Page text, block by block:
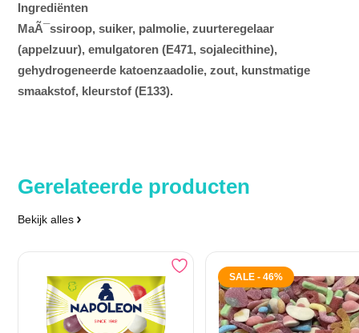
Ingrediënten
MaÃ¯ssiroop, suiker, palmolie, zuurteregelaar
(appelzuur), emulgatoren (E471, sojalecithine),
gehydrogeneerde katoenzaadolie, zout, kunstmatige
smaakstof, kleurstof (E133).
Gerelateerde producten
Bekijk alles
SALE - 46%